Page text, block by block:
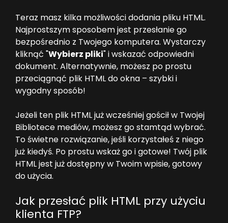
Teraz masz kilka możliwości dodania pliku HTML.
Najprostszym sposobem jest przesłanie go
bezpośrednio z Twojego komputera. Wystarczy
kliknąć "Wybierz pliki" i wskazać odpowiedni
dokument. Alternatywnie, możesz po prostu
przeciągnąć plik HTML do okna – szybki i
wygodny sposób!
Jeżeli ten plik HTML już wcześniej gościł w Twojej
Bibliotece mediów, możesz go stamtąd wybrać.
To świetne rozwiązanie, jeśli korzystałeś z niego
już kiedyś. Po prostu wskaż go i gotowe! Twój plik
HTML jest już dostępny w Twoim wpisie, gotowy
do użycia.
Jak przesłać plik HTML przy użyciu
klienta FTP?